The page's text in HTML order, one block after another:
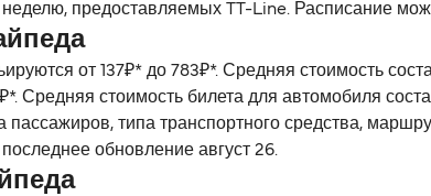
предоставляемых TT-Line. Расписание
от 137₽* до 783₽*. Средняя стоимость
Средняя стоимость билета для автомобиля
пассажиров, типа транспортного средства,
обновление август 26.